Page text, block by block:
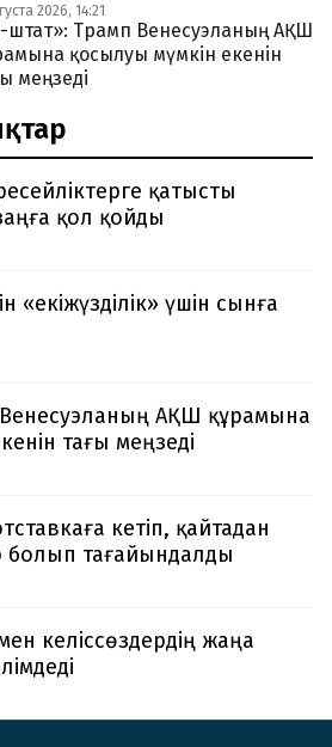
2026, 14:21
штат»: Трамп Венесуэланың АҚШ
қосылуы мүмкін екенін
меңзеді
қатысты
қол қойды
«екіжүзділік» үшін сынға
АҚШ құрамына
тағы меңзеді
кетіп, қайтадан
болып тағайындалды
келіссөздердің жаңа